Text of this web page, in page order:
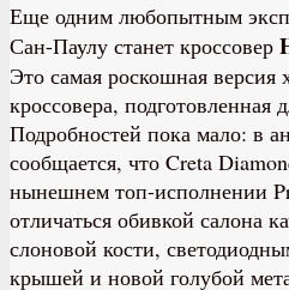
Еще одним любопытным
Сан-Паулу станет кроссовер
Это самая роскошная версия
кроссовера, подготовленная
Подробностей пока мало: в
сообщается, что Creta
нынешнем топ-исполнении
отличаться обивкой салона
слоновой кости,
крышей и новой голубой